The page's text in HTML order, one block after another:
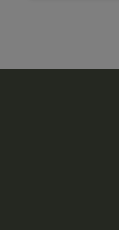
a zonas
navegador,
información